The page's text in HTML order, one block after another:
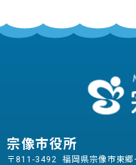
宗像市役所
〒811-3492 福岡県宗像市東